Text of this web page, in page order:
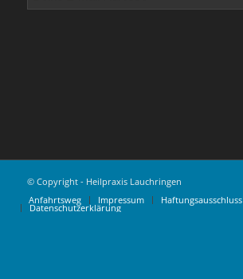
© Copyright - Heilpraxis Lauchringen
Anfahrtsweg
Impressum Haftungsausschluss
Datenschutzerklärung